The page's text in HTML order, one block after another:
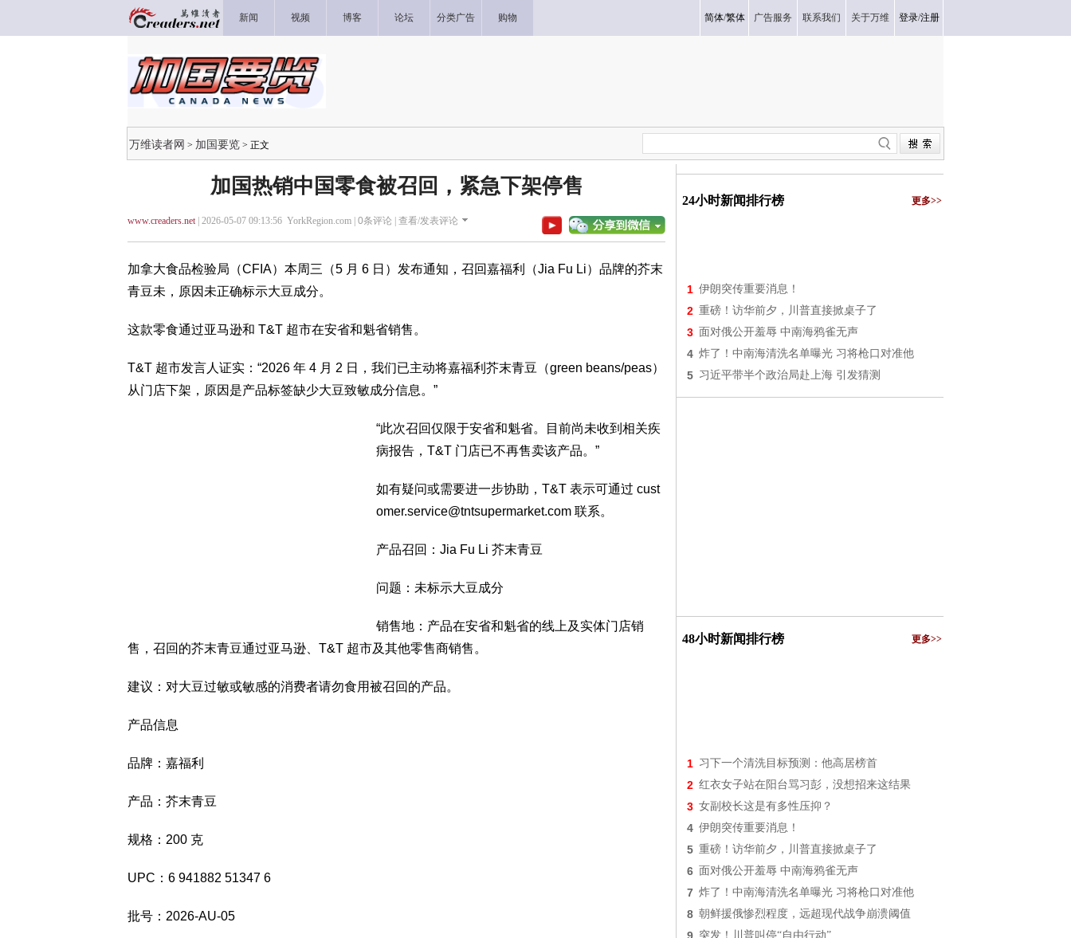
新闻 视频 博客 论坛 分类广告 购物 简体/繁体 广告服务 联系我们 关于万维 登录/注册
万维读者网 > 加国要览 > 正文
加国热销中国零食被召回，紧急下架停售
www.creaders.net| 2026-05-07 09:13:56 YorkRegion.com | 0条评论 | 查看/发表评论
加拿大食品检验局（CFIA）本周三（5 月 6 日）发布通知，召回嘉福利（Jia Fu Li）品牌的芥末
青豆未，原因未正确标示大豆成分。
这款零食通过亚马逊和 T&T 超市在安省和魁省销售。
T&T 超市发言人证实：“2026 年 4 月 2 日，我们已主动将嘉福利芥末青豆（green beans/peas）
从门店下架，原因是产品标签缺少大豆致敏成分信息。”
“此次召回仅限于安省和魁省。目前尚未收到相关疾
病报告，T&T 门店已不再售卖该产品。”
如有疑问或需要进一步协助，T&T 表示可通过 cust
omer.service@tntsupermarket.com 联系。
产品召回：Jia Fu Li 芥末青豆
问题：未标示大豆成分
销售地：产品在安省和魁省的线上及实体门店销
售，召回的芥末青豆通过亚马逊、T&T 超市及其他零售商销售。
建议：对大豆过敏或敏感的消费者请勿食用被召回的产品。
产品信息
品牌：嘉福利
产品：芥末青豆
规格：200 克
UPC：6 941882 51347 6
批号：2026-AU-05
24小时新闻排行榜 更多>>
1 伊朗突传重要消息！
2 重磅！访华前夕，川普直接掀桌子了
3 面对俄公开羞辱 中南海鸦雀无声
4 炸了！中南海清洗名单曝光 习将枪口对准他
5 习近平带半个政治局赴上海 引发猜测
48小时新闻排行榜 更多>>
1 习下一个清洗目标预测：他高居榜首
2 红衣女子站在阳台骂习彭，没想招来这结果
3 女副校长这是有多性压抑？
4 伊朗突传重要消息！
5 重磅！访华前夕，川普直接掀桌子了
6 面对俄公开羞辱 中南海鸦雀无声
7 炸了！中南海清洗名单曝光 习将枪口对准他
8 朝鲜援俄惨烈程度，远超现代战争崩溃阈值
突发！川普叫停“自由行动”